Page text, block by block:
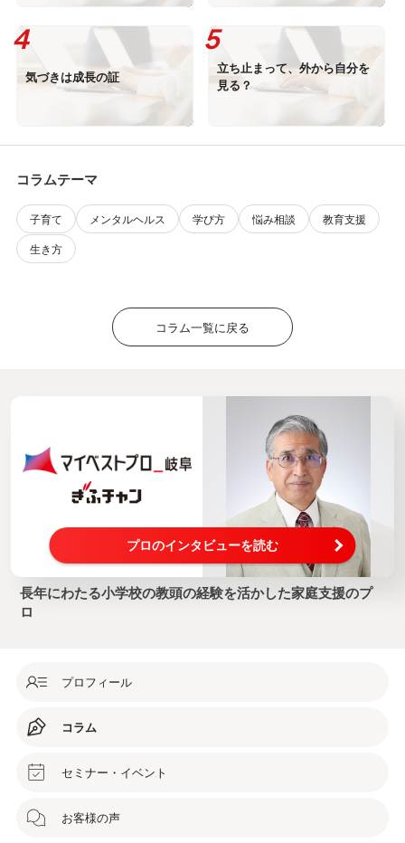
気づきは成長の証
立ち止まって、外から自分を
見る？
コラムテーマ
子育て メンタルヘルス 学び方 悩み相談
教育支援
生き方
コラム一覧に戻る
プロのインタビューを読む
長年にわたる小学校の教頭の経験を活かした家庭支援のプ
ロ
プロフィール
コラム
セミナー・イベント
お客様の声